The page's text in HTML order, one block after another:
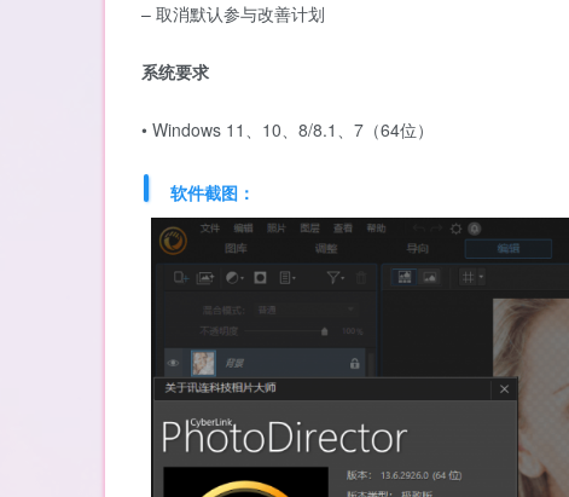
– 取消默认参与改善计划
系统要求
• Windows 11、10、8/8.1、7（64位）
软件截图：